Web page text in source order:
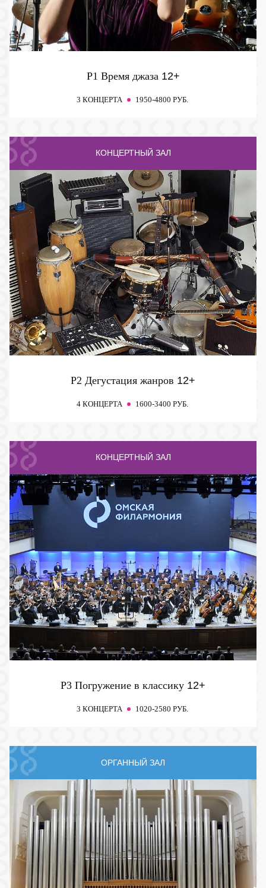
P1 Время джаза 12+
3 КОНЦЕРТА 1950-4800 РУБ.
КОНЦЕРТНЫЙ ЗАЛ
P2 Дегустация жанров 12+
4 КОНЦЕРТА 1600-3400 РУБ.
КОНЦЕРТНЫЙ ЗАЛ
P3 Погружение в классику 12+
3 КОНЦЕРТА 1020-2580 РУБ.
ОРГАННЫЙ ЗАЛ